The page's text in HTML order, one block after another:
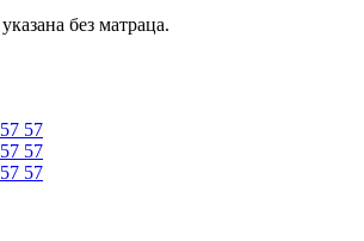
без матраца.
57
57
57